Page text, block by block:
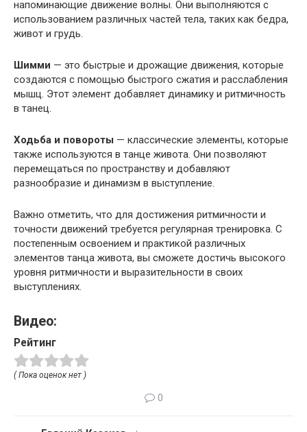
напоминающие движение волны. Они выполняются с
использованием различных частей тела, таких как бедра,
живот и грудь.
Шимми — это быстрые и дрожащие движения, которые
создаются с помощью быстрого сжатия и расслабления
мышц. Этот элемент добавляет динамику и ритмичность
в танец.
Ходьба и повороты — классические элементы, которые
также используются в танце живота. Они позволяют
перемещаться по пространству и добавляют
разнообразие и динамизм в выступление.
Важно отметить, что для достижения ритмичности и
точности движений требуется регулярная тренировка. С
постепенным освоением и практикой различных
элементов танца живота, вы сможете достичь высокого
уровня ритмичности и выразительности в своих
выступлениях.
Видео:
Рейтинг
( Пока оценок нет )
0